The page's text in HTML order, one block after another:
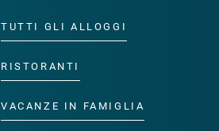
TUTTI GLI ALLOGGI
RISTORANTI
VACANZE IN FAMIGLIA